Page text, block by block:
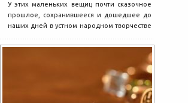
У этих маленьких вещиц почти сказочное
прошлое, сохранившееся и дошедшее до
наших дней в устном народном творчестве